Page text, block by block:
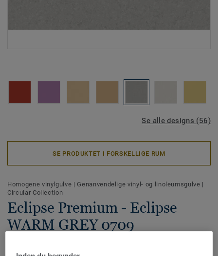
Se alle designs (56)
SE PRODUKTET I FORSKELLIGE RUM
Homogene vinylgulve | Genanvendelige vinyl- og linoleumsgulve |
Circular Collection
Eclipse Premium - Eclipse
WARM GREY 0709